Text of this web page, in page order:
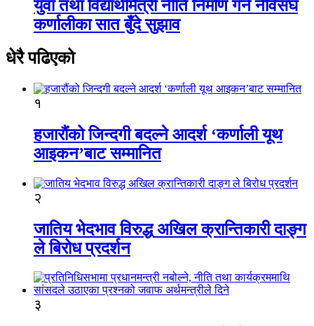
युवा तथा विद्यार्थीमैत्री नीति निर्माण गर्न नेविसंघ
कर्णालीका सात बुँदे सुझाव
धेरै पढिएको
१
हजारौंको जिन्दगी बदल्ने आदर्श ‘कर्णाली यूथ
आइकन’बाट सम्मानित
२
जातिय भेदभाव विरुद्ध अखिल क्रान्तिकारी दाङ्ग
ले बिरोध प्रदर्शन
३